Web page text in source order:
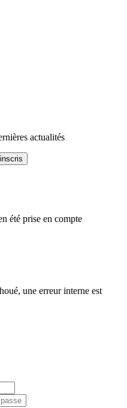
actualités
été prise en compte
une erreur interne est